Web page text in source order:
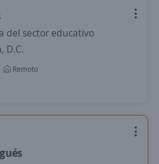
del sector educativo
D.C.
Remoto